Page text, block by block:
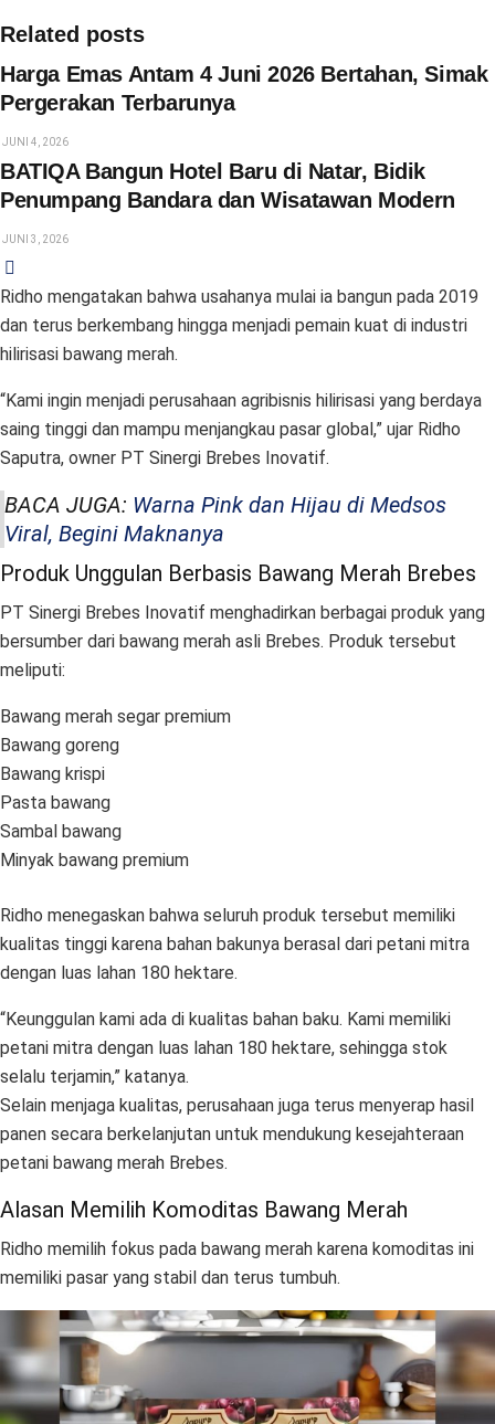
Related posts
Harga Emas Antam 4 Juni 2026 Bertahan, Simak
Pergerakan Terbarunya
JUNI 4, 2026
BATIQA Bangun Hotel Baru di Natar, Bidik
Penumpang Bandara dan Wisatawan Modern
JUNI 3, 2026
Ridho mengatakan bahwa usahanya mulai ia bangun pada 2019
dan terus berkembang hingga menjadi pemain kuat di industri
hilirisasi bawang merah.
“Kami ingin menjadi perusahaan agribisnis hilirisasi yang berdaya
saing tinggi dan mampu menjangkau pasar global,” ujar Ridho
Saputra, owner PT Sinergi Brebes Inovatif.
BACA JUGA: Warna Pink dan Hijau di Medsos
Viral, Begini Maknanya
Produk Unggulan Berbasis Bawang Merah Brebes
PT Sinergi Brebes Inovatif menghadirkan berbagai produk yang
bersumber dari bawang merah asli Brebes. Produk tersebut
meliputi:
Bawang merah segar premium
Bawang goreng
Bawang krispi
Pasta bawang
Sambal bawang
Minyak bawang premium
Ridho menegaskan bahwa seluruh produk tersebut memiliki
kualitas tinggi karena bahan bakunya berasal dari petani mitra
dengan luas lahan 180 hektare.
“Keunggulan kami ada di kualitas bahan baku. Kami memiliki
petani mitra dengan luas lahan 180 hektare, sehingga stok
selalu terjamin,” katanya.
Selain menjaga kualitas, perusahaan juga terus menyerap hasil
panen secara berkelanjutan untuk mendukung kesejahteraan
petani bawang merah Brebes.
Alasan Memilih Komoditas Bawang Merah
Ridho memilih fokus pada bawang merah karena komoditas ini
memiliki pasar yang stabil dan terus tumbuh.